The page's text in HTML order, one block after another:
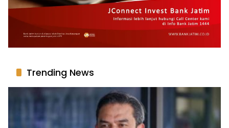
Trending News